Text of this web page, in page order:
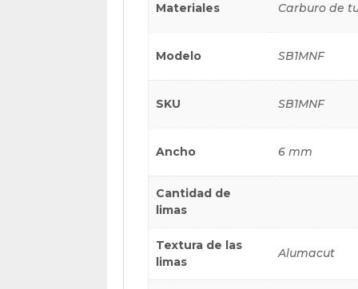
Materiales Carburo de
Modelo SB1MNF
SKU SB1MNF
Ancho 6 mm
Cantidad de
limas
Textura de las
limas
Alumacut